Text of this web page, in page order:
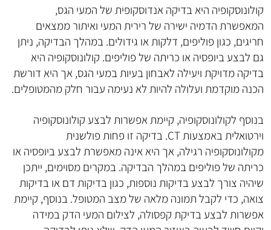
קולונוסקופיה היא בדיקה אנדוסקופית של המעי הגס,
המאפשרת הדמיה ישירה של רירית המעי ואיתור ממצאים
חריגים, כגון פוליפים, דלקות או גידולים. במהלך הבדיקה, ניתן
גם לבצע ביופסיה או כריתה של פוליפים. קולונוסקופיה היא
בדיקה מדויקת ויעילה לאבחון בעיות במעי הגס, אך היא דורשת
הכנה מוקדמת ועלולה להיות לא נעימה עבור חלק מהמטופלים.
בנוסף לקולונוסקופיה, קיימת אפשרות לבצע קולונוסקופיה
וירטואלית באמצעות CT. בדיקה זו פחות פולשנית
מקולונוסקופיה רגילה, אך היא אינה מאפשרת לבצע ביופסיה או
כריתה של פוליפים במהלך הבדיקה. במקרים מסוימים, ייתכן
שיהיה צורך לבצע בדיקות נוספות, כגון בדיקות דם או בדיקות
צואה, כדי לקבל תמונה מלאה של מצב המטופל. בנוסף, קיימת
אפשרות לבצע בדיקת קפסולה, לצילום המעי הדק במידה